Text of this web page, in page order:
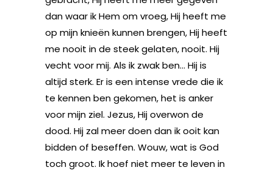
dan waar ik Hem om vroeg, Hij heeft me
op mijn knieën kunnen brengen, Hij heeft
me nooit in de steek gelaten, nooit. Hij
vecht voor mij. Als ik zwak ben… Hij is
altijd sterk. Er is een intense vrede die ik
te kennen ben gekomen, het is anker
voor mijn ziel. Jezus, Hij overwon de
dood. Hij zal meer doen dan ik ooit kan
bidden of beseffen. Wouw, wat is God
toch groot. Ik hoef niet meer te leven in